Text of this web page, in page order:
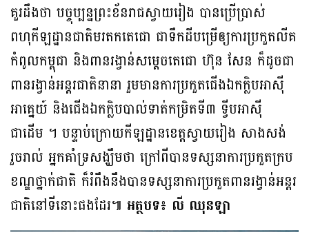
គួរដឹងថា បច្ចុប្បន្នព្រះខ័នរាជស្វាយរៀង បានប្រើប្រាស់
ពហុកីឡដ្ឋានជាតិមរតកតេជោ ជាទឹកដីបម្រើឲ្យការប្រកួតលីគ
កំពូលកម្ពុជា និងពានរង្វាន់សម្ដេចតេជោ ហ៊ុន សែន ក៏ដូចជា
ពានរង្វាន់អន្ដរជាតិនានា រួមមានការប្រកួតជើងឯកក្លិបអាស៊ី
អាគ្នេយ៍ និងជើងឯកក្លិបបាល់ទាត់កម្រិតទី៣ ទ្វីបអាស៊ី
ជាដើម ។ បន្ទាប់ក្រោយកីឡដ្ឋានខេត្តស្វាយរៀង សាងសង់
រួចរាល់ អ្នកគាំទ្រសង្ឃឹមថា ក្រៅពីបានទស្សនាការប្រកួតក្រប
ខណ្ឌថ្នាក់ជាតិ ក៏រំពឹងនឹងបានទស្សនាការប្រកួតពានរង្វាន់អន្ដរ
ជាតិនៅទីនោះផងដែរ៕ អត្ថបទ៖ លី ឈុនឡា